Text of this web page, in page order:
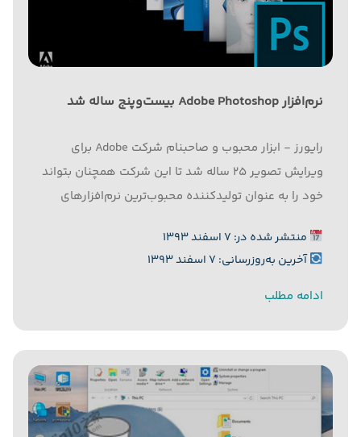
نرم‌افزار Adobe Photoshop بیست‌وپنج ساله شد
رایورز - ابزار محبوب و صاحبنام شرکت Adobe برای
ویرایش تصویر ۲۵ ساله شد تا این شرکت همچنان بتواند
خود را به عنوان تولیدکننده محبوب‌ترین نرم‌افزارهای
وارد ۲۵...
منتشر شده در: ۷ اسفند ۱۳۹۳
آخرین به‌روزرسانی: ۷ اسفند ۱۳۹۳
ادامه مطلب